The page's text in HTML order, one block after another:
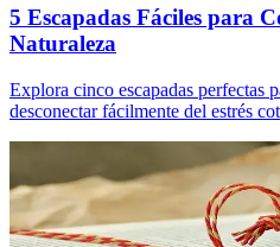
5 Escapadas Fáciles para
Naturaleza
Explora cinco escapadas perfectas
desconectar fácilmente del estrés